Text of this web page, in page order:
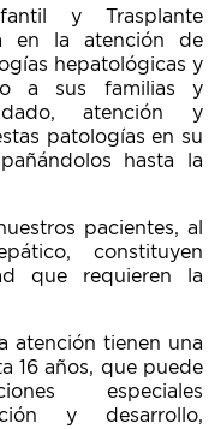
y Trasplante
en la atención de
hepatológicas y
a sus familias y
atención y
patologías en su
hasta la
pacientes, al
constituyen
que requieren la
atención tienen una
16 años, que puede
especiales
y desarrollo,